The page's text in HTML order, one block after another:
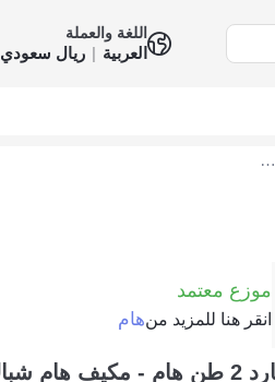
اللغة والعملة
العربية | ريال سعودي
مكيف شباك حار بارد 2 طن هام - مكيف هام شباك 20800 حار بارد-HM24HWM22 - صنع في الصين HM24HWM22
موزع معتمد
انقر هنا للمزيد منهام